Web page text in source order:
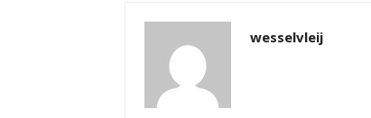
wesselvleij